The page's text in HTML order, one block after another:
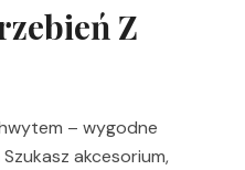
Z
– wygodne
akcesorium,